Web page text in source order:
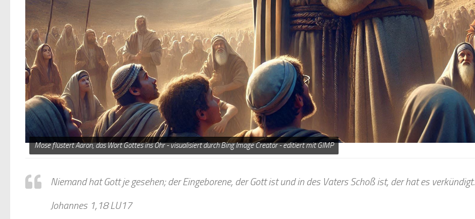
Mose flüstert Aaron, das Wort Gottes ins Ohr - visualisiert durch Bing Image Creator - editiert mit GIMP
Niemand hat Gott je gesehen; der Eingeborene, der Gott ist und in des Vaters Schoß ist, der hat es verkündigt.
Johannes 1,18 LU17